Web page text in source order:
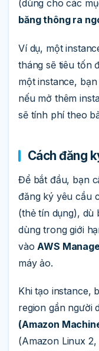
(dùng cho các
băng thông ra
Ví dụ, một
tháng sẽ tiêu tốn
một instance,
nếu mở thêm
sẽ tính phí theo
Cách đăng
Để bắt đầu, bạn
đăng ký yêu cầu
(thẻ tín dụng), dù
dùng trong giới
vào AWS
máy ảo.
Khi tạo instance,
region gần người
(Amazon
(Amazon Linux